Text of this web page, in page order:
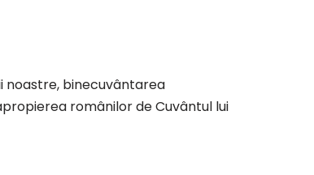
noastre, binecuvântarea
românilor de Cuvântul lui